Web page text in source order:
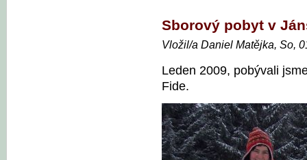
Sborový pobyt v
Vložil/a Daniel Matějka, So,
Leden 2009, pobývali
Fide.